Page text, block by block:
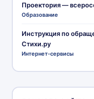
Проектория —
Образование
Инструкция по
Стихи.ру
Интернет-сервисы